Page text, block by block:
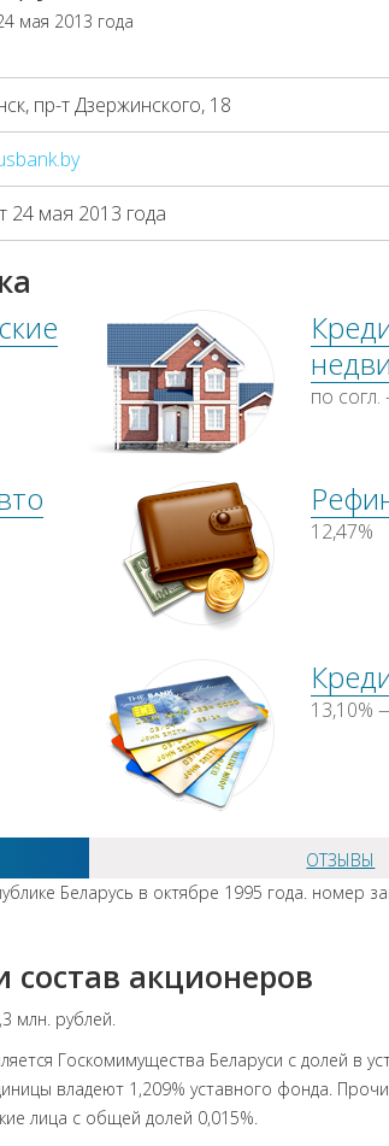
мая 2013 года
пр-т Дзержинского, 18
24 мая 2013 года
по
12,47%
13,10%
ОТЗЫВЫ
Беларусь в октябре 1995 года. номер
состав акционеров
млн. рублей.
Госкомимущества Беларуси с долей в
владеют 1,209% уставного фонда.
лица с общей долей 0,015%.